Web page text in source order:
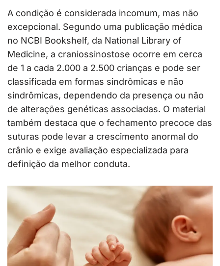
A condição é considerada incomum, mas não
excepcional. Segundo uma publicação médica
no NCBI Bookshelf, da National Library of
Medicine, a craniossinostose ocorre em cerca
de 1 a cada 2.000 a 2.500 crianças e pode ser
classificada em formas sindrômicas e não
sindrômicas, dependendo da presença ou não
de alterações genéticas associadas. O material
também destaca que o fechamento precoce das
suturas pode levar a crescimento anormal do
crânio e exige avaliação especializada para
definição da melhor conduta.